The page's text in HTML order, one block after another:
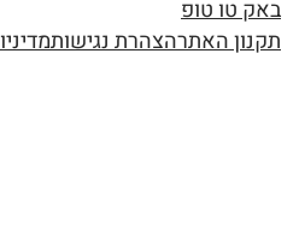
באק טו טופ
תקנון האתרהצהרת נגישות